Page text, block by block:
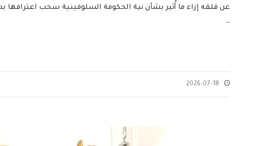
عن قلقه إزاء ما أُثير بشأن نية الحكومة السلوفينية سحب اعترافها
…
2026-07-18